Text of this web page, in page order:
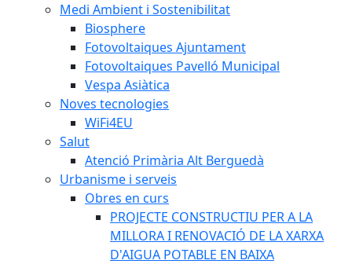
Medi Ambient i Sostenibilitat
Biosphere
Fotovoltaiques Ajuntament
Fotovoltaiques Pavelló Municipal
Vespa Asiàtica
Noves tecnologies
WiFi4EU
Salut
Atenció Primària Alt Berguedà
Urbanisme i serveis
Obres en curs
PROJECTE CONSTRUCTIU PER A LA
MILLORA I RENOVACIÓ DE LA XARXA
D'AIGUA POTABLE EN BAIXA